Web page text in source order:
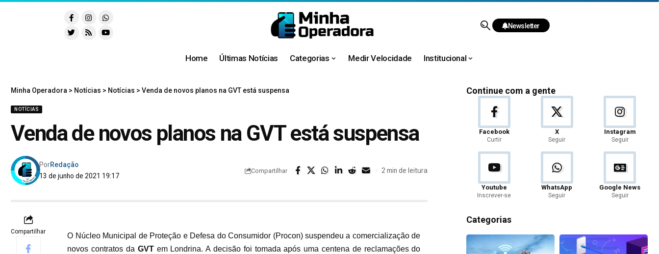
Newsletter
Home Últimas Notícias Categorias Medir Velocidade Institucional
Minha Operadora > Notícias > Notícias > Venda de novos planos na GVT está suspensa
NOTÍCIAS
Venda de novos planos na GVT está suspensa
13 de junho de 2021 19:17
PorRedação
Compartilhar 2 min de leitura
Compartilhar O Núcleo Municipal de Proteção e Defesa do Consumidor (Procon) suspendeu a comercialização de
novos contratos da GVT em Londrina. A decisão foi tomada após uma centena de reclamações do
Continue com a gente
Facebook
Curtir
X
Seguir
Instagram
Seguir
Youtube
Inscrever-se
WhatsApp
Seguir
Google News
Seguir
Categorias